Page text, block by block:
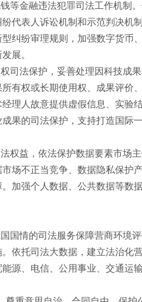
金融违法犯罪司法工作机制。
代表人诉讼机制和示范判决机
纠纷审理规则，加强数字货币
展。
法保护，妥善处理因科技成
有权或长期使用权、成果评价
理人故意提供虚假信息、实验
果的司法保护，支持打造国际
益，依法保护数据要素市场主
场不正当竞争、数据隐私保护
加强个人数据、公共数据等数
情的司法服务保障营商环境
依托司法大数据，建立法治化
源、电信、公用事业、交通运